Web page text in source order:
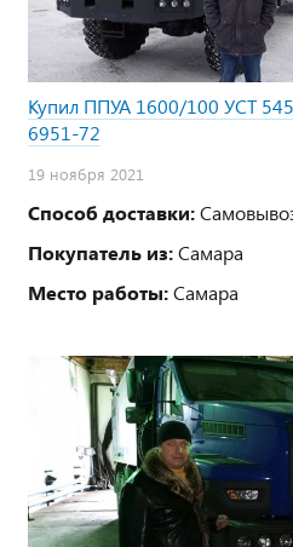
Купил ППУА 1600/100 УСТ
6951-72
19 ноября 2021
Способ доставки:
Покупатель из:Самара
Место работы:Самара